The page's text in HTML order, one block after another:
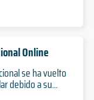
Online
se ha vuelto
debido a su...